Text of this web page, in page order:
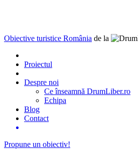
Obiective turistice România de la
Proiectul
Despre noi
Ce înseamnă DrumLiber.ro
Echipa
Blog
Contact
Propune un obiectiv!